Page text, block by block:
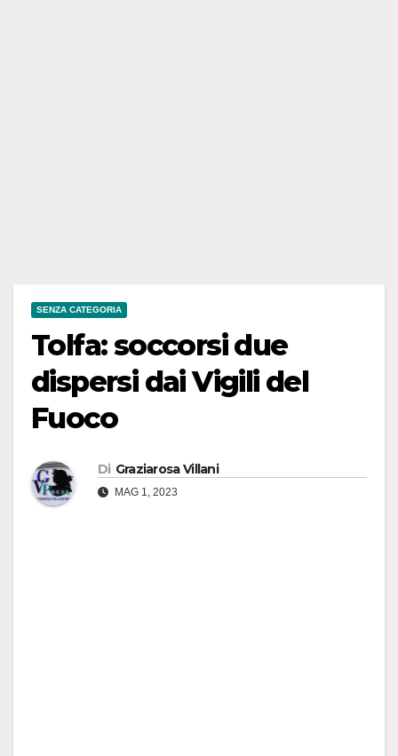
SENZA CATEGORIA
Tolfa: soccorsi due
dispersi dai Vigili del
Fuoco
Di Graziarosa Villani
MAG 1, 2023